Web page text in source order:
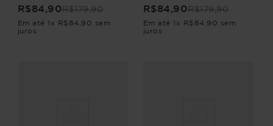
R$84,90R$179,90
Em até 1 x R$ 84 90 sem
juros
R$84,90R$179,90
Em até 1 x R$ 84 90 sem
juros